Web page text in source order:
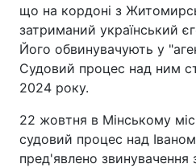
що на кордоні з
затриманий український
Його обвинувачують у
Судовий процес над ним
2024 року.
22 жовтня в Мінському
судовий процес над
пред'явлено звинувачення